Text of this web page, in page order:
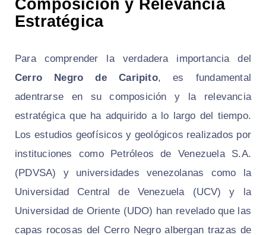
Composición y Relevancia
Estratégica
Para comprender la verdadera importancia del
Cerro Negro de Caripito, es fundamental
adentrarse en su composición y la relevancia
estratégica que ha adquirido a lo largo del tiempo.
Los estudios geofísicos y geológicos realizados por
instituciones como Petróleos de Venezuela S.A.
(PDVSA) y universidades venezolanas como la
Universidad Central de Venezuela (UCV) y la
Universidad de Oriente (UDO) han revelado que las
capas rocosas del Cerro Negro albergan trazas de